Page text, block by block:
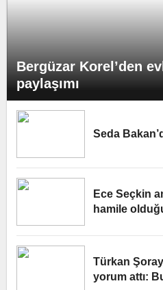
Bergüzar Korel’den
paylaşımı
Seda
Ece Seçkin
hamile
Türkan
yorum attı: